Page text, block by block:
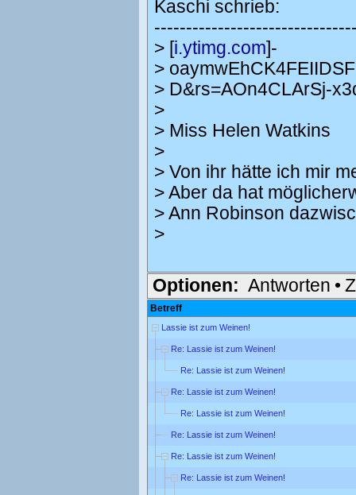
Kaschi schrieb:
> [i.ytimg.com]-
>
> D&rs=AOn4CLArSj-
>
> Miss Helen Watkins
>
> Von ihr hätte ich mir
> Aber da hat
> Ann Robinson
>
Optionen: Antworten •
Betreff
Lassie ist zum Weinen!
Re: Lassie ist zum Weinen!
Re: Lassie ist zum Weinen!
Re: Lassie ist zum Weinen!
Re: Lassie ist zum Weinen!
Re: Lassie ist zum Weinen!
Re: Lassie ist zum Weinen!
Re: Lassie ist zum Weinen!